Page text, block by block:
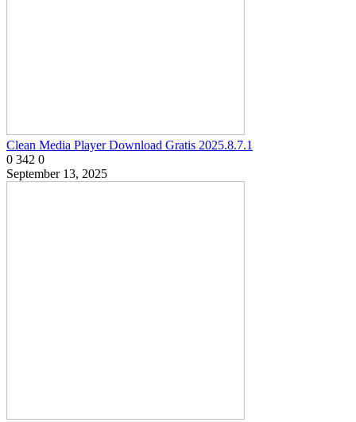
Clean Media Player Download Gratis 2025.8.7.1
0 342 0
September 13, 2025